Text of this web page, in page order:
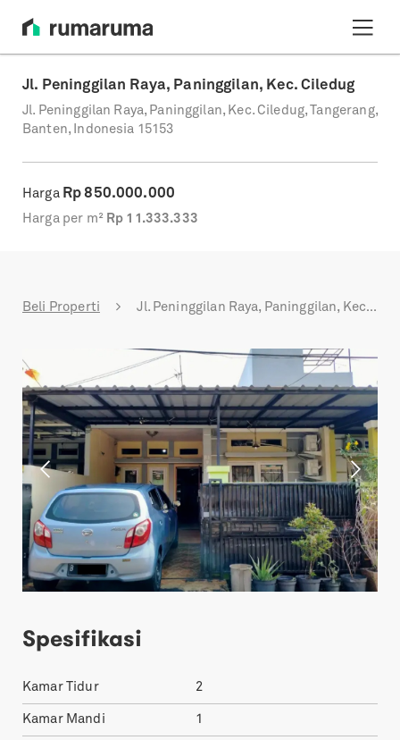
Jl. Peninggilan Raya, Paninggilan, Kec. Ciledug
Jl. Peninggilan Raya, Paninggilan, Kec. Ciledug, Tangerang,
Banten, Indonesia 15153
Harga Rp850.000.000
Harga per m² Rp 11.333.333
Beli Properti Jl. Peninggilan Raya, Paninggilan, Kec. Ciledug
Next
Spesifikasi
Kamar Tidur 2
Kamar Mandi 1